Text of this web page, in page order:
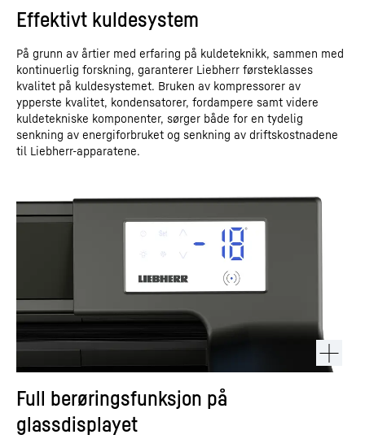
Effektivt kuldesystem
På grunn av årtier med erfaring på kuldeteknikk, sammen med
kontinuerlig forskning, garanterer Liebherr førsteklasses
kvalitet på kuldesystemet. Bruken av kompressorer av
ypperste kvalitet, kondensatorer, fordampere samt videre
kuldetekniske komponenter, sørger både for en tydelig
senkning av energiforbruket og senkning av driftskostnadene
til Liebherr-apparatene.
Full berøringsfunksjon på
glassdisplayet